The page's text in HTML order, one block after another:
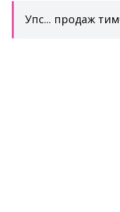
Упс... продаж